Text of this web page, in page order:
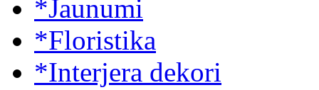
*Jaunumi
*Floristika
*Interjera dekori